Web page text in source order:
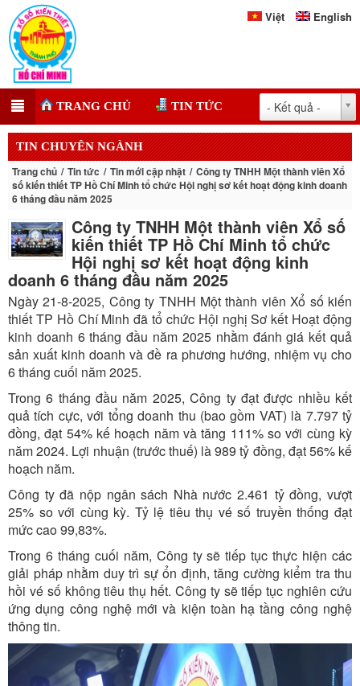
Việt English
TRANG CHỦ TIN TỨC - Kết quả -
TIN CHUYÊN NGÀNH
Trang chủ Tin tức Tin mới cập nhật
Công ty TNHH Một thành viên Xổ
số kiến thiết TP Hồ Chí Minh tổ chức Hội nghị sơ kết hoạt động kinh doanh
6 tháng đầu năm 2025
Công ty TNHH Một thành viên Xổ số
kiến thiết TP Hồ Chí Minh tổ chức
Hội nghị sơ kết hoạt động kinh
doanh 6 tháng đầu năm 2025
Ngày 21-8-2025, Công ty TNHH Một thành viên Xổ số kiến
thiết TP Hồ Chí Minh đã tổ chức Hội nghị Sơ kết Hoạt động
kinh doanh 6 tháng đầu năm 2025 nhằm đánh giá kết quả
sản xuất kinh doanh và đề ra phương hướng, nhiệm vụ cho
6 tháng cuối năm 2025.
Trong 6 tháng đầu năm 2025, Công ty đạt được nhiều kết
quả tích cực, với tổng doanh thu (bao gồm VAT) là 7.797 tỷ
đồng, đạt 54% kế hoạch năm và tăng 111% so với cùng kỳ
năm 2024. Lợi nhuận (trước thuế) là 989 tỷ đồng, đạt 56% kế
hoạch năm.
Công ty đã nộp ngân sách Nhà nước 2.461 tỷ đồng, vượt
25% so với cùng kỳ. Tỷ lệ tiêu thụ vé số truyền thống đạt
mức cao 99,83%.
Trong 6 tháng cuối năm, Công ty sẽ tiếp tục thực hiện các
giải pháp nhằm duy trì sự ổn định, tăng cường kiểm tra thu
hồi vé số không tiêu thụ hết. Công ty sẽ tiếp tục nghiên cứu
ứng dụng công nghệ mới và kiện toàn hạ tầng công nghệ
thông tin.